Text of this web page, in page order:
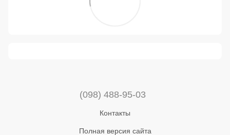
(098) 488-95-03
Контакты
Полная версия сайта